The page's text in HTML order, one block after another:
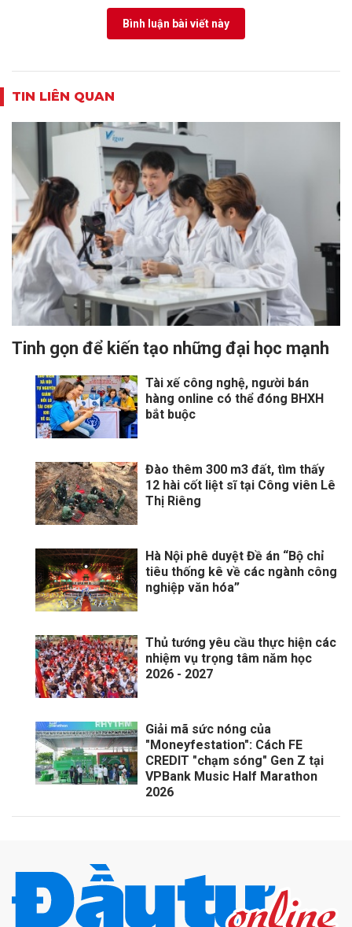
Bình luận bài viết này
TIN LIÊN QUAN
Tinh gọn để kiến tạo những đại học mạnh
Tài xế công nghệ, người bán
hàng online có thể đóng BHXH
bắt buộc
Đào thêm 300 m3 đất, tìm thấy
12 hài cốt liệt sĩ tại Công viên Lê
Thị Riêng
Hà Nội phê duyệt Đề án “Bộ chỉ
tiêu thống kê về các ngành công
nghiệp văn hóa”
Thủ tướng yêu cầu thực hiện các
nhiệm vụ trọng tâm năm học
2026 - 2027
Giải mã sức nóng của
"Moneyfestation": Cách FE
CREDIT "chạm sóng" Gen Z tại
VPBank Music Half Marathon
2026